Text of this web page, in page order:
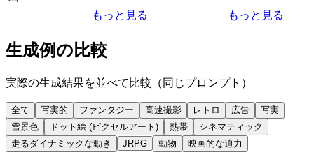
もっと見る
もっと見る
生成例の比較
実際の生成結果を並べて比較（同じプロンプト）
全て 写実的 ファンタジー 高速撮影 レトロ 広告
写実
雪景色
ドット絵 (ピクセルアート) 熱帯
シネマティック
走るダイナミックな動き
JRPG 動物 映画的な迫力